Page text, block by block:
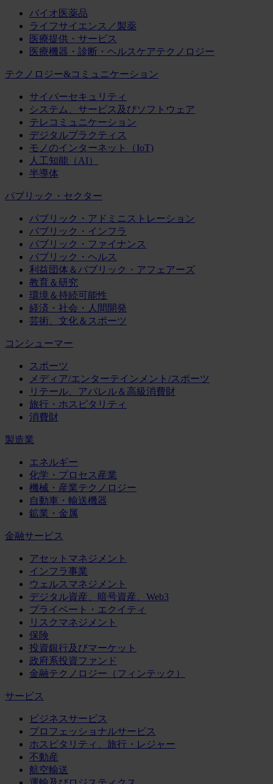
バイオ医薬品
ライフサイエンス／製薬
医療提供・サービス
医療機器・診断・ヘルスケアテクノロジー
テクノロジー&コミュニケーション
サイバーセキュリティ
システム、サービス及びソフトウェア
テレコミュニケーション
デジタルプラクティス
モノのインターネット（IoT)
人工知能（AI）
半導体
パブリック・セクター
パブリック・アドミニストレーション
パブリック・インフラ
パブリック・ファイナンス
パブリック・ヘルス
利益団体＆パブリック・アフェアーズ
教育＆研究
環境＆持続可能性
経済・社会・人間開発
芸術、文化＆スポーツ
コンシューマー
スポーツ
メディア/エンターテインメント/スポーツ
リテール、アパレル＆高級消費財
旅行・ホスピタリティ
消費財
製造業
エネルギー
化学・プロセス産業
機械・産業テクノロジー
自動車・輸送機器
鉱業・金属
金融サービス
アセットマネジメント
インフラ事業
ウェルスマネジメント
デジタル資産、暗号資産、Web3
プライベート・エクイティ
リスクマネジメント
保険
投資銀行及びマーケット
政府系投資ファンド
金融テクノロジー（フィンテック）
サービス
ビジネスサービス
プロフェッショナルサービス
ホスピタリティ、旅行・レジャー
不動産
航空輸送